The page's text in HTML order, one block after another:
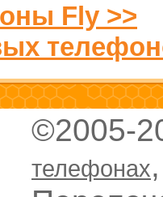
Fly >>
©2005-
телефонах